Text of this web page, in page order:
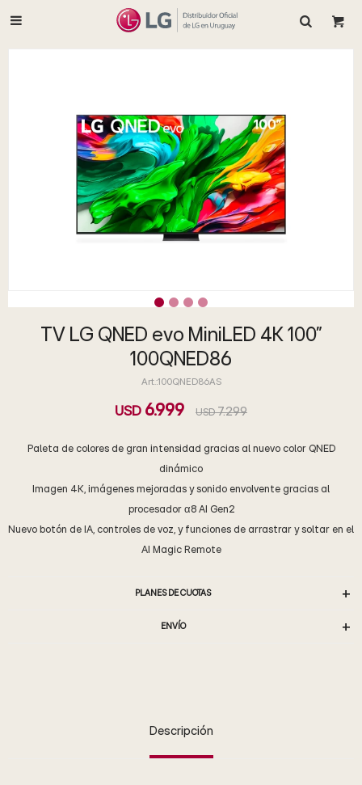

TV LG QNED evo MiniLED 4K 100"
100QNED86
100QNED86AS
USD 6.999 USD 7.299
Paleta de colores de gran intensidad gracias al nuevo color QNED
dinámico
Imagen 4K, imágenes mejoradas y sonido envolvente gracias al
procesador α8 AI Gen2
Nuevo botón de IA, controles de voz, y funciones de arrastrar y soltar en el
AI Magic Remote
PLANES DE CUOTAS
ENVÍO
Descripción